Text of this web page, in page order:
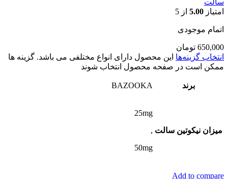
سالت
امتیاز 5.00 از 5
اتمام موجودی
650,000 تومان
انتخاب گزینه‌ها این محصول دارای انواع مختلفی می باشد. گزینه ها
ممکن است در صفحه محصول انتخاب شوند
برند BAZOOKA
میزان نیکوتین سالت
25mg
,
50mg
Add to compare